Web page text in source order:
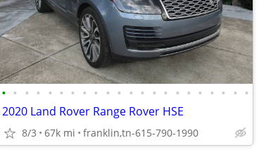
• • • • • • • • • • • • • • • • • • • • • •
2020 Land Rover Range Rover HSE
8/3 67k mi franklin,tn-615-790-1990